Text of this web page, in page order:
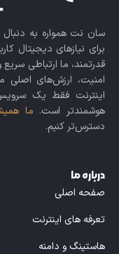
سان نت همواره به دنبال
برای نیازهای دیجیتال
قدرتمند، ما ارتباطی
امنیت، ارزش‌های اصلی
اینترنت فقط یک
هوشمندتر است. ما
دسترس‌تر کنیم.
درباره ما
صفحه اصلی
تعرفه های اینترنت
هاستینگ و دامنه